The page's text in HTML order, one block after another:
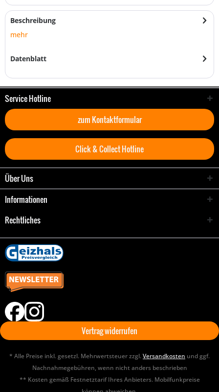
Beschreibung
mehr
Datenblatt
Service Hotline
zum Kontaktformular
Click & Collect Hotline
Über Uns
Informationen
Rechtliches
Vertrag widerrufen
* Alle Preise inkl. gesetzl. Mehrwertsteuer zzgl.Versandkosten und ggf.
Nachnahmegebühren, wenn nicht anders beschrieben
** Kosten gemäß Festnetztarif Ihres Anbieters. Mobilfunkpreise